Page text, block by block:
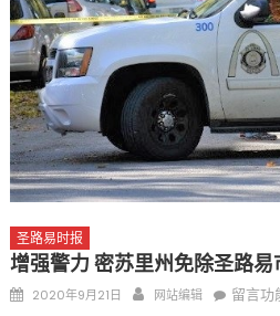
一晃三十年，初夏又相逢。中华
园“中华日三十周年特别报道（五）
筝声与琴韵交汇：刘励(Li Statler)
与钢琴的精彩对话
圣路易时报
增强警力 密苏里州免除圣路
Posted
2020年9月21日 Author
网站编辑
在
留言功